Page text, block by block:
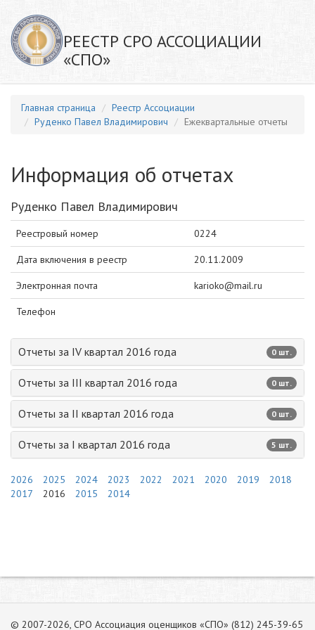
РЕЕСТР СРО АССОЦИАЦИИ
«СПО»
Главная страница
Реестр Ассоциации
Руденко Павел Владимирович
Ежеквартальные отчеты
Информация об отчетах
Руденко Павел Владимирович
Реестровый номер 0224
Дата включения в реестр 20.11.2009
Электронная почта karioko@mail.ru
Телефон
Отчеты за IV квартал 2016 года 0 шт.
Отчеты за III квартал 2016 года 0 шт.
Отчеты за II квартал 2016 года 0 шт.
Отчеты за I квартал 2016 года 5 шт.
2026 2025 2024 2023 2022 2021 2020 2019
2018
2017
2016 2015 2014
© 2007-2026, СРО Ассоциация оценщиков «СПО» (812) 245-39-65